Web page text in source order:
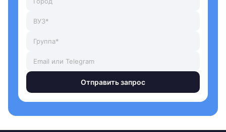
Отправить запрос